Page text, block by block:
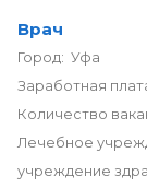
Врач
Город: Уфа
Заработная
Количество
Лечебное
учреждение